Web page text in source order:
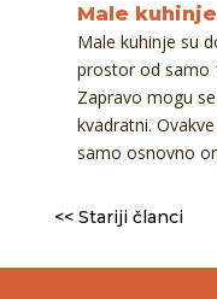
Male kuhinje
Male kuhinje su
prostor od samo
Zapravo mogu
kvadratni.
samo osnovno
<< Stariji članci